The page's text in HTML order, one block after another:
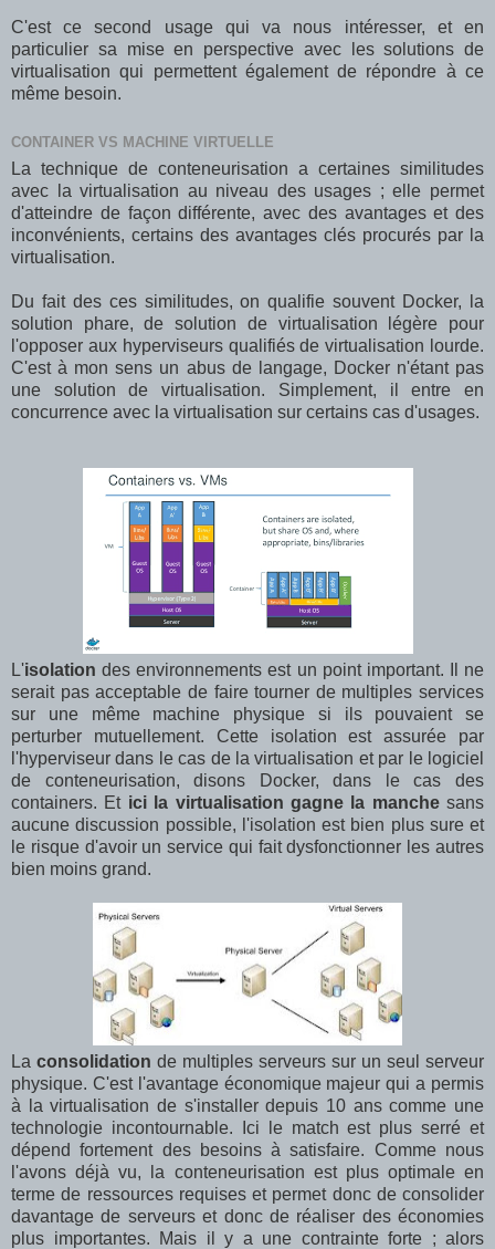
C'est ce second usage qui va nous intéresser, et en
particulier sa mise en perspective avec les solutions de
virtualisation qui permettent également de répondre à ce
même besoin.
CONTAINER VS MACHINE VIRTUELLE
La technique de conteneurisation a certaines similitudes
avec la virtualisation au niveau des usages ; elle permet
d'atteindre de façon différente, avec des avantages et des
inconvénients, certains des avantages clés procurés par la
virtualisation.
Du fait des ces similitudes, on qualifie souvent Docker, la
solution phare, de solution de virtualisation légère pour
l'opposer aux hyperviseurs qualifiés de virtualisation lourde.
C'est à mon sens un abus de langage, Docker n'étant pas
une solution de virtualisation. Simplement, il entre en
concurrence avec la virtualisation sur certains cas d'usages.
L'isolation des environnements est un point important. Il ne
serait pas acceptable de faire tourner de multiples services
sur une même machine physique si ils pouvaient se
perturber mutuellement. Cette isolation est assurée par
l'hyperviseur dans le cas de la virtualisation et par le logiciel
de conteneurisation, disons Docker, dans le cas des
containers. Et ici la virtualisation gagne la manche sans
aucune discussion possible, l'isolation est bien plus sure et
le risque d'avoir un service qui fait dysfonctionner les autres
bien moins grand.
La consolidation de multiples serveurs sur un seul serveur
physique. C'est l'avantage économique majeur qui a permis
à la virtualisation de s'installer depuis 10 ans comme une
technologie incontournable. Ici le match est plus serré et
dépend fortement des besoins à satisfaire. Comme nous
l'avons déjà vu, la conteneurisation est plus optimale en
terme de ressources requises et permet donc de consolider
davantage de serveurs et donc de réaliser des économies
plus importantes. Mais il y a une contrainte forte ; alors